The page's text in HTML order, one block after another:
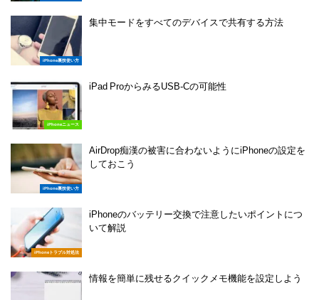
iPhone裏技使い方
集中モードをすべてのデバイスで共有する方法
iPhoneニュース
iPad ProからみるUSB-Cの可能性
iPhone裏技使い方
AirDrop痴漢の被害に合わないようにiPhoneの設定を
しておこう
iPhoneトラブル対処法
iPhoneのバッテリー交換で注意したいポイントにつ
いて解説
情報を簡単に残せるクイックメモ機能を設定しよう